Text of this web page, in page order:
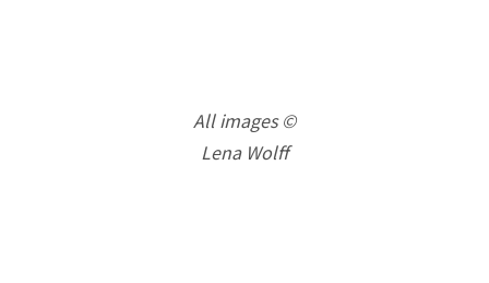
All images ©
Lena Wolff